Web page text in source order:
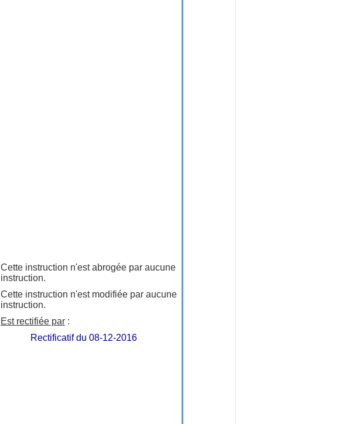
Cette instruction n'est abrogée par aucune
instruction.
Cette instruction n'est modifiée par aucune
instruction.
Est rectifiée par :
Rectificatif du 08-12-2016